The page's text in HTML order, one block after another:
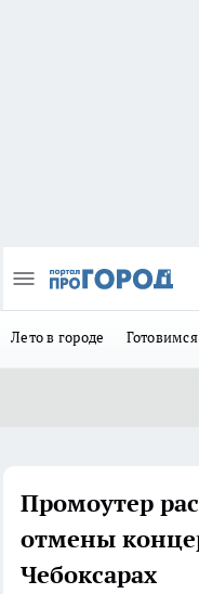
Лето в городе
Промоутер
отмены
Чебоксарах